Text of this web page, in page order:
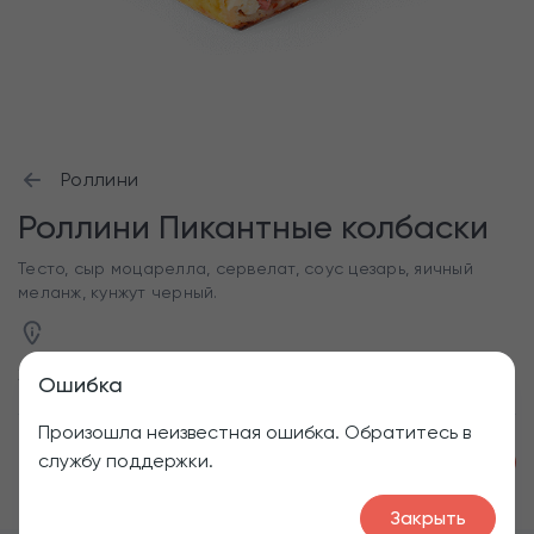
Ошибка
Произошла неизвестная ошибка. Обратитесь в
службу поддержки.
Закрыть
Роллини
Роллини Пикантные колбаски
Тесто, сыр моцарелла, сервелат, соус цезарь, яичный
меланж, кунжут черный.
270 г
1